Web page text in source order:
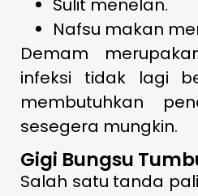
Sulit menelan.
Nafsu makan
Demam
infeksi tidak lagi
membutuhkan
sesegera mungkin.
Gigi Bungsu
Salah satu tanda